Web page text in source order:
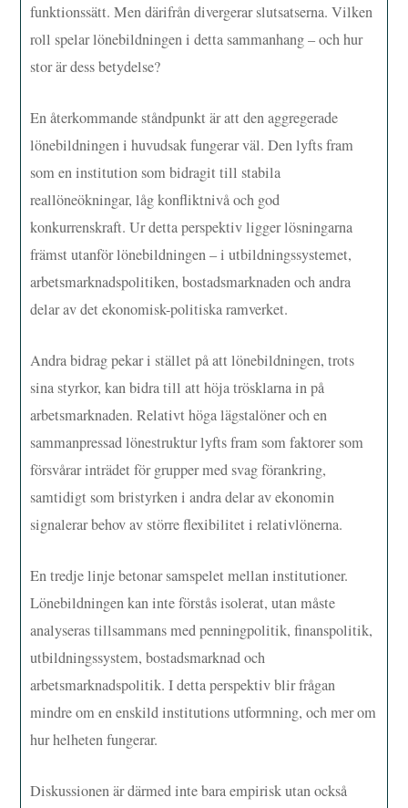
funktionssätt. Men därifrån divergerar slutsatserna. Vilken
roll spelar lönebildningen i detta sammanhang – och hur
stor är dess betydelse?
En återkommande ståndpunkt är att den aggregerade
lönebildningen i huvudsak fungerar väl. Den lyfts fram
som en institution som bidragit till stabila
reallöneökningar, låg konfliktnivå och god
konkurrenskraft. Ur detta perspektiv ligger lösningarna
främst utanför lönebildningen – i utbildningssystemet,
arbetsmarknadspolitiken, bostadsmarknaden och andra
delar av det ekonomisk-politiska ramverket.
Andra bidrag pekar i stället på att lönebildningen, trots
sina styrkor, kan bidra till att höja trösklarna in på
arbetsmarknaden. Relativt höga lägstalöner och en
sammanpressad lönestruktur lyfts fram som faktorer som
försvårar inträdet för grupper med svag förankring,
samtidigt som bristyrken i andra delar av ekonomin
signalerar behov av större flexibilitet i relativlönerna.
En tredje linje betonar samspelet mellan institutioner.
Lönebildningen kan inte förstås isolerat, utan måste
analyseras tillsammans med penningpolitik, finanspolitik,
utbildningssystem, bostadsmarknad och
arbetsmarknadspolitik. I detta perspektiv blir frågan
mindre om en enskild institutions utformning, och mer om
hur helheten fungerar.
Diskussionen är därmed inte bara empirisk utan också